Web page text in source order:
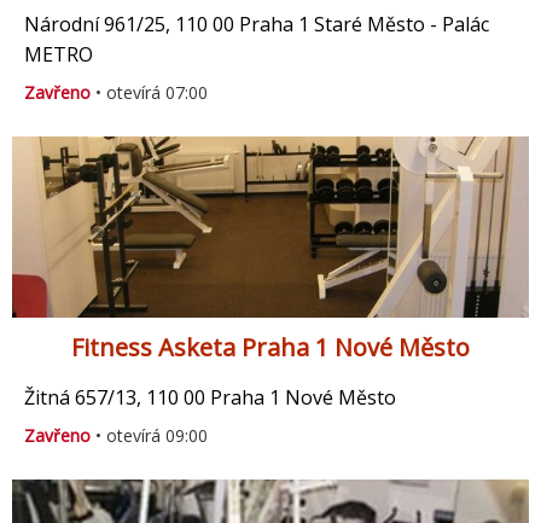
Národní 961/25, 110 00 Praha 1 Staré Město - Palác
METRO
Zavřeno • otevírá 07:00
Fitness Asketa Praha 1 Nové Město
Žitná 657/13, 110 00 Praha 1 Nové Město
Zavřeno • otevírá 09:00